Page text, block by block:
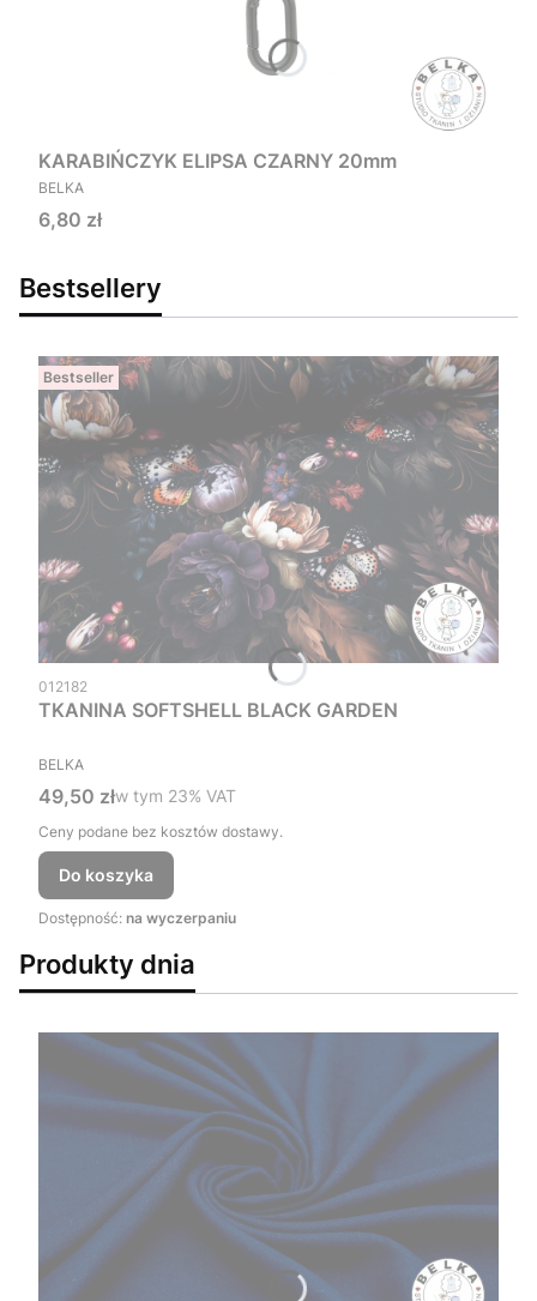
KARABIŃCZYK ELIPSA CZARNY 20mm
PRODUCENT
BELKA
Cena
6,80 zł
Bestsellery
Bestseller
Kod produktu
012182
TKANINA SOFTSHELL BLACK GARDEN
PRODUCENT
BELKA
Cena brutto
49,50 złw tym %s VAT
w tym 23% VAT
Ceny podane bez kosztów dostawy.
Do koszyka
Dostępność: na wyczerpaniu
Produkty dnia